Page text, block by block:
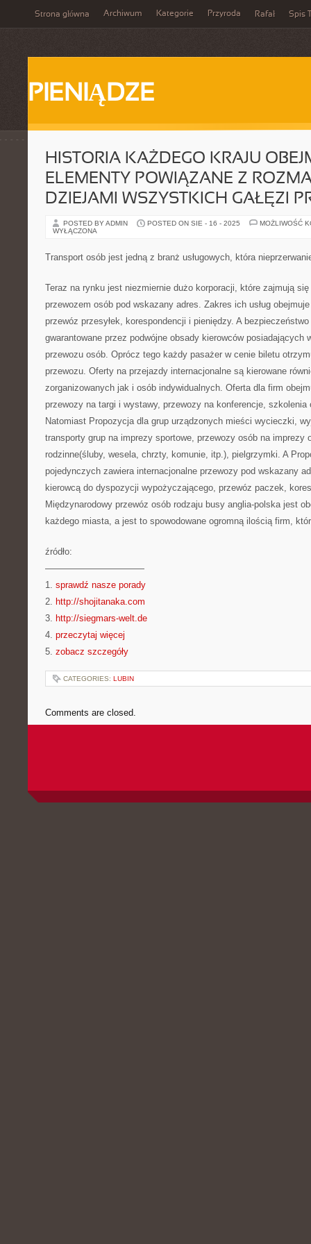
Strona główna Archiwum Kategorie Przyroda Rafał Spis
PIENIĄDZE
HISTORIA KAŻDEGO KRAJU
ELEMENTY POWIĄZANE Z
DZIEJAMI WSZYSTKICH GAŁĘZI
POSTED BY ADMIN POSTED ON SIE - 16 - 2025
MOŻLIWOŚĆ
WYŁĄCZONA
Transport osób jest jedną z branż usługowych, która
Teraz na rynku jest niezmiernie dużo korporacji, które zajmują
przewozem osób pod wskazany adres. Zakres ich usług
przewóz przesyłek, korespondencji i pieniędzy. A
gwarantowane przez podwójne obsady kierowców posiadających
przewozu osób. Oprócz tego każdy pasażer w cenie biletu
przewozu. Oferty na przejazdy internacjonalne są kierowane
zorganizowanych jak i osób indywidualnych. Oferta dla firm
przewozy na targi i wystawy, przewozy na konferencje, szkolenia
Natomiast Propozycja dla grup urządzonych mieści wycieczki,
transporty grup na imprezy sportowe, przewozy osób na imprezy
rodzinne(śluby, wesela, chrzty, komunie, itp.), pielgrzymki. A
pojedynczych zawiera internacjonalne przewozy pod wskazany
kierowcą do dyspozycji wypożyczającego, przewóz paczek,
Międzynarodowy przewóz osób rodzaju busy anglia-polska jest
każdego miasta, a jest to spowodowane ogromną ilością firm,
źródło:
———————————
1. sprawdź nasze porady
2. http://shojitanaka.com
3. http://siegmars-welt.de
4. przeczytaj więcej
5. zobacz szczegóły
CATEGORIES: LUBIN
Comments are closed.